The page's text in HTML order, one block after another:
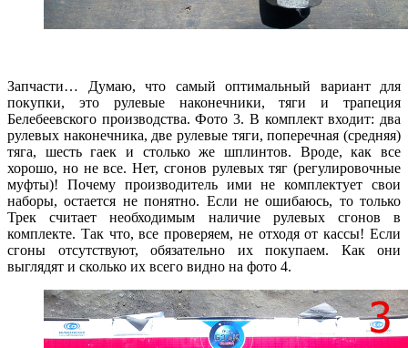
Запчасти… Думаю, что самый оптимальный вариант для
покупки, это рулевые наконечники, тяги и трапеция
Белебеевского производства. Фото 3. В комплект входит: два
рулевых наконечника, две рулевые тяги, поперечная (средняя)
тяга, шесть гаек и столько же шплинтов. Вроде, как все
хорошо, но не все. Нет, сгонов рулевых тяг (регулировочные
муфты)! Почему производитель ими не комплектует свои
наборы, остается не понятно. Если не ошибаюсь, то только
Трек считает необходимым наличие рулевых сгонов в
комплекте. Так что, все проверяем, не отходя от кассы! Если
сгоны отсутствуют, обязательно их покупаем. Как они
выглядят и сколько их всего видно на фото 4.